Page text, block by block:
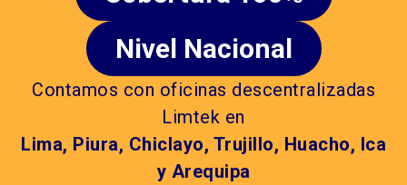
Nivel Nacional
Contamos con oficinas descentralizadas
Limtek en​
Lima, Piura, Chiclayo, Trujillo, Huacho, Ica
y Arequipa